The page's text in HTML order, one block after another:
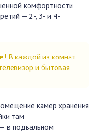
комфортности
— 2-, 3- и 4-
В каждой из комнат
и бытовая
камер хранения
там
в подвальном